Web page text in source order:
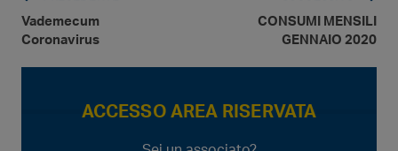
Vademecum
Coronavirus
CONSUMI MENSILI
GENNAIO 2020
ACCESSO AREA RISERVATA